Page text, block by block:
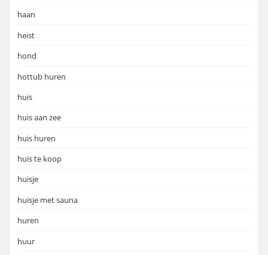
haan
heist
hond
hottub huren
huis
huis aan zee
huis huren
huis te koop
huisje
huisje met sauna
huren
huur